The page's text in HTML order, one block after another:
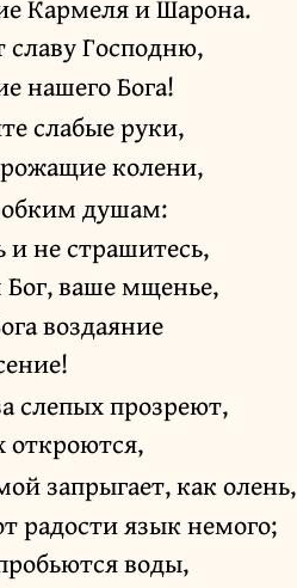
Кармеля и Шарона.
Господню,
нашего Бога!
слабые руки,
колени,
душам:
и не страшитесь,
Бог, ваше мщенье,
воздаяние
слепых прозреют,
откроются,
запрыгает, как олень,
радости язык немого;
воды,